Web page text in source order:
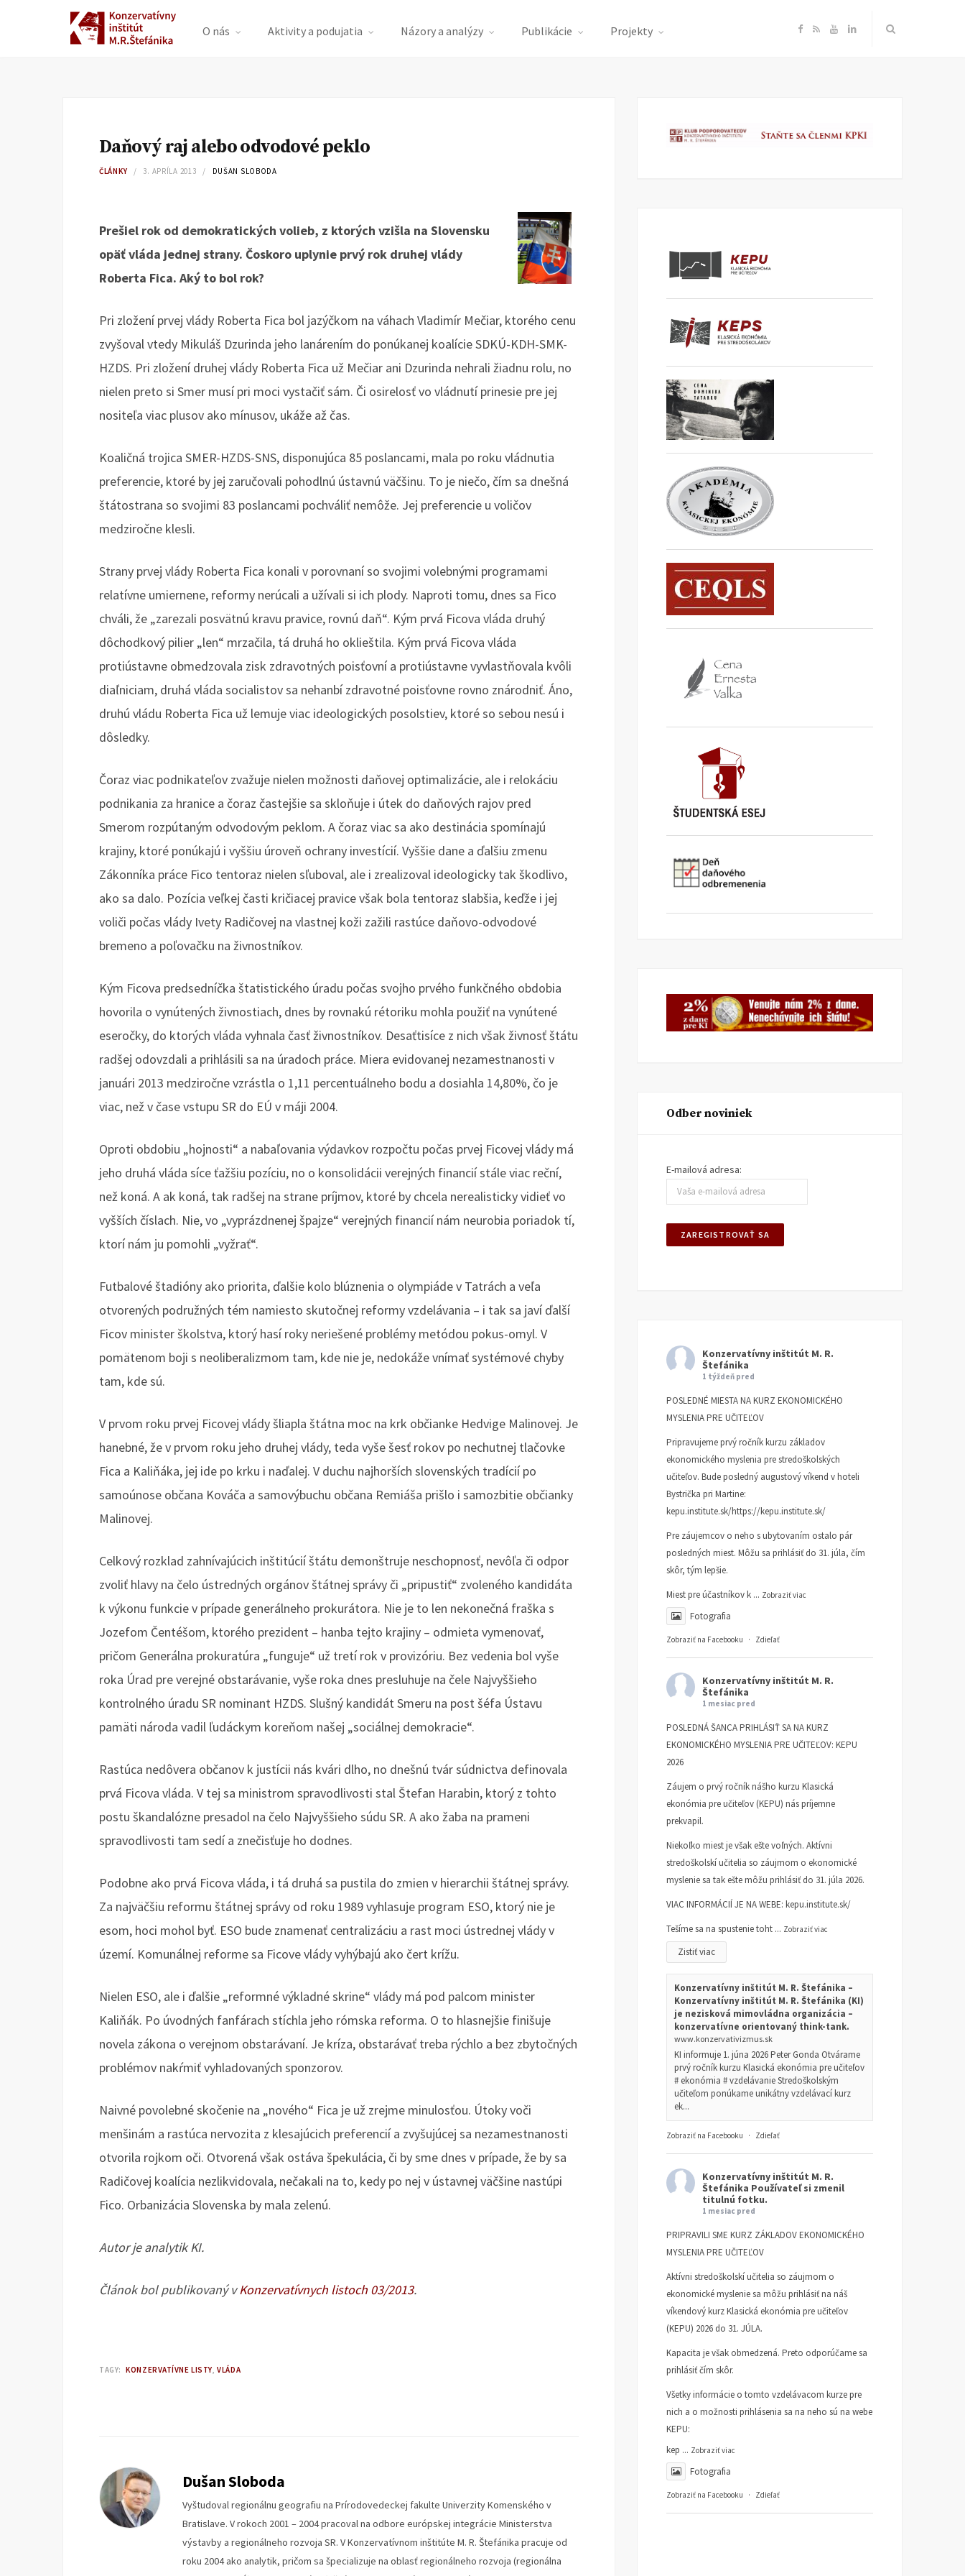
O nás Aktivity a podujatia Názory a analýzy Publikácie Projekty F
e
R Y
T
L
k
Daňový raj alebo odvodové peklo
ČLÁNKY 3. APRÍLA 2013 DUŠAN SLOBODA
Prešiel rok od demokratických volieb, z ktorých vzišla na Slovensku
opäť vláda jednej strany. Čoskoro uplynie prvý rok druhej vlády
Roberta Fica. Aký to bol rok?
Pri zložení prvej vlády Roberta Fica bol jazýčkom na váhach Vladimír Mečiar, ktorého cenu
zvyšoval vtedy Mikuláš Dzurinda jeho lanárením do ponúkanej koalície SDKÚ-KDH-SMK-
HZDS. Pri zložení druhej vlády Roberta Fica už Mečiar ani Dzurinda nehrali žiadnu rolu, no
nielen preto si Smer musí pri moci vystačiť sám. Či osirelosť vo vládnutí prinesie pre jej
nositeľa viac plusov ako mínusov, ukáže až čas.
Koaličná trojica SMER-HZDS-SNS, disponujúca 85 poslancami, mala po roku vládnutia
preferencie, ktoré by jej zaručovali pohodlnú ústavnú väčšinu. To je niečo, čím sa dnešná
štátostrana so svojimi 83 poslancami pochváliť nemôže. Jej preferencie u voličov
medziročne klesli.
Strany prvej vlády Roberta Fica konali v porovnaní so svojimi volebnými programami
relatívne umiernene, reformy nerúcali a užívali si ich plody. Naproti tomu, dnes sa Fico
chváli, že „zarezali posvätnú kravu pravice, rovnú daň“. Kým prvá Ficova vláda druhý
dôchodkový pilier „len“ mrzačila, tá druhá ho oklieštila. Kým prvá Ficova vláda
protiústavne obmedzovala zisk zdravotných poisťovní a protiústavne vyvlastňovala kvôli
diaľniciam, druhá vláda socialistov sa nehanbí zdravotné poisťovne rovno znárodniť. Áno,
druhú vládu Roberta Fica už lemuje viac ideologických posolstiev, ktoré so sebou nesú i
dôsledky.
Čoraz viac podnikateľov zvažuje nielen možnosti daňovej optimalizácie, ale i relokáciu
podnikania za hranice a čoraz častejšie sa skloňuje i útek do daňových rajov pred
Smerom rozpútaným odvodovým peklom. A čoraz viac sa ako destinácia spomínajú
krajiny, ktoré ponúkajú i vyššiu úroveň ochrany investícií. Vyššie dane a ďalšiu zmenu
Zákonníka práce Fico tentoraz nielen sľuboval, ale i zrealizoval ideologicky tak škodlivo,
ako sa dalo. Pozícia veľkej časti kričiacej pravice však bola tentoraz slabšia, keďže i jej
voliči počas vlády Ivety Radičovej na vlastnej koži zažili rastúce daňovo-odvodové
bremeno a poľovačku na živnostníkov.
Kým Ficova predsedníčka štatistického úradu počas svojho prvého funkčného obdobia
hovorila o vynútených živnostiach, dnes by rovnakú rétoriku mohla použiť na vynútené
eseročky, do ktorých vláda vyhnala časť živnostníkov. Desaťtisíce z nich však živnosť štátu
radšej odovzdali a prihlásili sa na úradoch práce. Miera evidovanej nezamestnanosti v
januári 2013 medziročne vzrástla o 1,11 percentuálneho bodu a dosiahla 14,80%, čo je
viac, než v čase vstupu SR do EÚ v máji 2004.
Oproti obdobiu „hojnosti“ a nabaľovania výdavkov rozpočtu počas prvej Ficovej vlády má
jeho druhá vláda síce ťažšiu pozíciu, no o konsolidácii verejných financií stále viac reční,
než koná. A ak koná, tak radšej na strane príjmov, ktoré by chcela nerealisticky vidieť vo
vyšších číslach. Nie, vo „vyprázdnenej špajze“ verejných financií nám neurobia poriadok tí,
ktorí nám ju pomohli „vyžrať“.
Futbalové štadióny ako priorita, ďalšie kolo blúznenia o olympiáde v Tatrách a veľa
otvorených podružných tém namiesto skutočnej reformy vzdelávania – i tak sa javí ďalší
Ficov minister školstva, ktorý hasí roky neriešené problémy metódou pokus-omyl. V
pomätenom boji s neoliberalizmom tam, kde nie je, nedokáže vnímať systémové chyby
tam, kde sú.
V prvom roku prvej Ficovej vlády šliapla štátna moc na krk občianke Hedvige Malinovej. Je
hanebné, že v prvom roku jeho druhej vlády, teda vyše šesť rokov po nechutnej tlačovke
Fica a Kaliňáka, jej ide po krku i naďalej. V duchu najhorších slovenských tradícií po
samoúnose občana Kováča a samovýbuchu občana Remiáša prišlo i samozbitie občianky
Malinovej.
Celkový rozklad zahnívajúcich inštitúcií štátu demonštruje neschopnosť, nevôľa či odpor
zvoliť hlavy na čelo ústredných orgánov štátnej správy či „pripustiť“ zvoleného kandidáta
k výkonu funkcie v prípade generálneho prokurátora. Nie je to len nekonečná fraška s
Jozefom Čentéšom, ktorého prezident – hanba tejto krajiny – odmieta vymenovať,
pričom Generálna prokuratúra „funguje“ už tretí rok v provizóriu. Bez vedenia bol vyše
roka Úrad pre verejné obstarávanie, vyše roka dnes presluhuje na čele Najvyššieho
kontrolného úradu SR nominant HZDS. Slušný kandidát Smeru na post šéfa Ústavu
pamäti národa vadil ľudáckym koreňom našej „sociálnej demokracie“.
Rastúca nedôvera občanov k justícii nás kvári dlho, no dnešnú tvár súdnictva definovala
prvá Ficova vláda. V tej sa ministrom spravodlivosti stal Štefan Harabin, ktorý z tohto
postu škandalózne presadol na čelo Najvyššieho súdu SR. A ako žaba na prameni
spravodlivosti tam sedí a znečisťuje ho dodnes.
Podobne ako prvá Ficova vláda, i tá druhá sa pustila do zmien v hierarchii štátnej správy.
Za najväčšiu reformu štátnej správy od roku 1989 vyhlasuje program ESO, ktorý nie je
esom, hoci mohol byť. ESO bude znamenať centralizáciu a rast moci ústrednej vlády v
území. Komunálnej reforme sa Ficove vlády vyhýbajú ako čert krížu.
Nielen ESO, ale i ďalšie „reformné výkladné skrine“ vlády má pod palcom minister
Kaliňák. Po úvodných fanfárach stíchla jeho rómska reforma. O to hlasnejšie finišuje
novela zákona o verejnom obstarávaní. Je kríza, obstarávať treba rýchlo a bez zbytočných
problémov nakŕmiť vyhladovaných sponzorov.
Naivné povolebné skočenie na „nového“ Fica je už zrejme minulosťou. Útoky voči
menšinám a rastúca nervozita z klesajúcich preferencií a zvyšujúcej sa nezamestnanosti
otvorila rojkom oči. Otvorená však ostáva špekulácia, či by sme dnes v prípade, že by sa
Radičovej koalícia nezlikvidovala, nečakali na to, kedy po nej v ústavnej väčšine nastúpi
Fico. Orbanizácia Slovenska by mala zelenú.
Autor je analytik KI.
Článok bol publikovaný vKonzervatívnych listoch 03/2013.
TAGY: KONZERVATÍVNE LISTY VLÁDA
Dušan Sloboda
Vyštudoval regionálnu geografiu na Prírodovedeckej fakulte Univerzity Komenského v
Bratislave. V rokoch 2001 – 2004 pracoval na odbore európskej integrácie Ministerstva
výstavby a regionálneho rozvoja SR. V Konzervatívnom inštitúte M. R. Štefánika pracuje od
roku 2004 ako analytik, pričom sa špecializuje na oblasť regionálneho rozvoja (regionálna
Odber noviniek
E-mailová adresa:
Konzervatívny inštitút M. R.
Štefánika
1 týždeň pred
POSLEDNÉ MIESTA NA KURZ EKONOMICKÉHO
MYSLENIA PRE UČITEĽOV
Pripravujeme prvý ročník kurzu základov
ekonomického myslenia pre stredoškolských
učiteľov. Bude posledný augustový víkend v hoteli
Bystrička pri Martine:
kepu.institute.sk/https://kepu.institute.sk/
Pre záujemcov o neho s ubytovaním ostalo pár
posledných miest. Môžu sa prihlásiť do 31. júla, čím
skôr, tým lepšie.
Miest pre účastníkov k ... Zobraziť viac
Fotografia
Zobraziť na Facebooku · Zdieľať
Konzervatívny inštitút M. R.
Štefánika
1 mesiac pred
POSLEDNÁ ŠANCA PRIHLÁSIŤ SA NA KURZ
EKONOMICKÉHO MYSLENIA PRE UČITEĽOV: KEPU
2026
Záujem o prvý ročník nášho kurzu Klasická
ekonómia pre učiteľov (KEPU) nás príjemne
prekvapil.
Niekoľko miest je však ešte voľných. Aktívni
stredoškolskí učitelia so záujmom o ekonomické
myslenie sa tak ešte môžu prihlásiť do 31. júla 2026.
VIAC INFORMÁCIÍ JE NA WEBE: kepu.institute.sk/
Tešíme sa na spustenie toht ... Zobraziť viac
Zistiť viac
Konzervatívny inštitút M. R. Štefánika –
Konzervatívny inštitút M. R. Štefánika (KI)
je nezisková mimovládna organizácia –
konzervatívne orientovaný think-tank.
www.konzervativizmus.sk
KI informuje 1. júna 2026 Peter Gonda Otvárame
prvý ročník kurzu Klasická ekonómia pre učiteľov
# ekonómia # vzdelávanie Stredoškolským
učiteľom ponúkame unikátny vzdelávací kurz
ek...
Zobraziť na Facebooku · Zdieľať
Konzervatívny inštitút M. R.
Štefánika Používateľ si zmenil
titulnú fotku.
1 mesiac pred
PRIPRAVILI SME KURZ ZÁKLADOV EKONOMICKÉHO
MYSLENIA PRE UČITEĽOV
Aktívni stredoškolskí učitelia so záujmom o
ekonomické myslenie sa môžu prihlásiť na náš
víkendový kurz Klasická ekonómia pre učiteľov
(KEPU) 2026 do 31. JÚLA.
Kapacita je však obmedzená. Preto odporúčame sa
prihlásiť čím skôr.
Všetky informácie o tomto vzdelávacom kurze pre
nich a o možnosti prihlásenia sa na neho sú na webe
KEPU:
kep ... Zobraziť viac
Fotografia
Zobraziť na Facebooku · Zdieľať